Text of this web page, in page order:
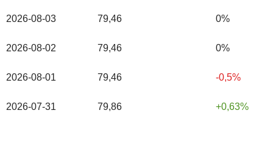
2026-08-03 79,46 0%
2026-08-02 79,46 0%
2026-08-01 79,46 -0,5%
2026-07-31 79,86 0,63%